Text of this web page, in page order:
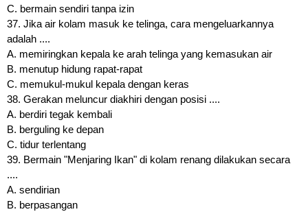
C. bermain sendiri tanpa izin
37. Jika air kolam masuk ke telinga, cara mengeluarkannya
adalah ....
A. memiringkan kepala ke arah telinga yang kemasukan air
B. menutup hidung rapat-rapat
C. memukul-mukul kepala dengan keras
38. Gerakan meluncur diakhiri dengan posisi ....
A. berdiri tegak kembali
B. berguling ke depan
C. tidur terlentang
39. Bermain "Menjaring Ikan" di kolam renang dilakukan secara
....
A. sendirian
B. berpasangan